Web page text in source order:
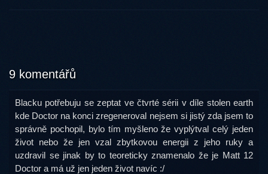
9 komentářů
Blacku potřebuju se zeptat ve čtvrté sérii v díle stolen earth
kde Doctor na konci zregeneroval nejsem si jistý zda jsem to
správně pochopil, bylo tím myšleno že vyplýtval celý jeden
život nebo že jen vzal zbytkovou energii z jeho ruky a
uzdravil se jinak by to teoreticky znamenalo že je Matt 12
Doctor a má už jen jeden život navíc :/